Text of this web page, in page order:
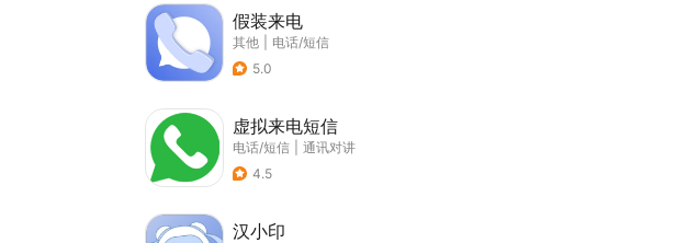
假装来电
其他
电话/短信
5.0
虚拟来电短信
电话/短信
通讯对讲
4.5
汉小印